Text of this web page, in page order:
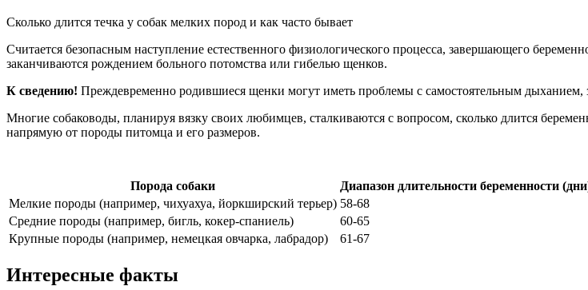
Сколько длится течка у собак мелких пород и как часто бывает
Считается безопасным наступление естественного физиологического процесса, завершающего
заканчиваются рождением больного потомства или гибелью щенков.
К сведению! Преждевременно родившиеся щенки могут иметь проблемы с самостоятельным дыханием,
Многие собаководы, планируя вязку своих любимцев, сталкиваются с вопросом, сколько длится
напрямую от породы питомца и его размеров.
Порода собаки Диапазон длительности беременности
Мелкие породы (например, чихуахуа, йоркширский терьер) 58-68
Средние породы (например, бигль, кокер-спаниель)
60-65
Крупные породы (например, немецкая овчарка, лабрадор)
61-67
Интересные факты